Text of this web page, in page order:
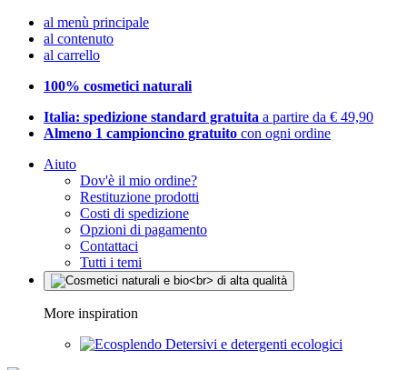
al menù principale
al contenuto
al carrello
100% cosmetici naturali
Italia: spedizione standard gratuita a partire da € 49,90
Almeno 1 campioncino gratuito con ogni ordine
Aiuto
Dov'è il mio ordine?
Restituzione prodotti
Costi di spedizione
Opzioni di pagamento
Contattaci
Tutti i temi
More inspiration
Detersivi e detergenti ecologici